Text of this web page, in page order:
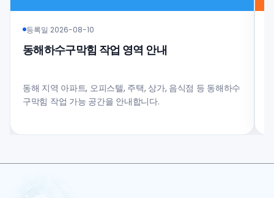
동해하수구막힘 작업 영역 안내
등록일 2026-08-10
동해 지역 아파트, 오피스텔, 주택, 상가, 음식점 등 동해하수
구막힘 작업 가능 공간을 안내합니다.